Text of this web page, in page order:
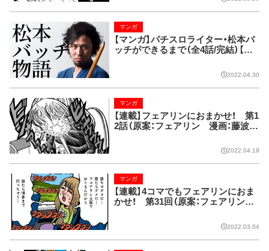
【マンガ】パチスロライター・松本バ
ッチができるまで（全4話/完結）【G
マンガ
2022.04.30
【連載】フェアリンにおまかせ！ 第1
2話（原案：フェアリン 漫画：藤波俊
マンガ
2022.04.19
【連載】4コマでもフェアリンにおま
かせ！ 第31回（原案：フェアリン
マンガ
2022.03.04